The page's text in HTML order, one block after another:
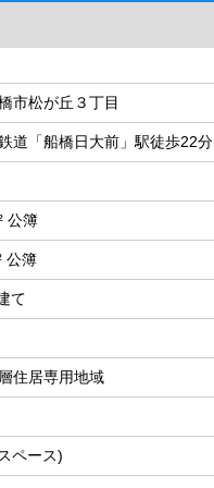
市松が丘３丁目
道「船橋日大前」駅徒歩22分
公簿
公簿
て
住居専用地域
ペース)